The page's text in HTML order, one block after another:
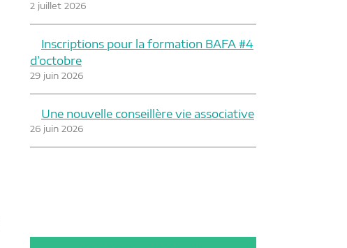
2 juillet 2026
Inscriptions pour la formation BAFA #4
d’octobre
29 juin 2026
Une nouvelle conseillère vie associative
26 juin 2026